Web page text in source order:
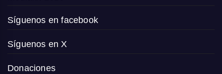
Síguenos en facebook
Síguenos en X
Donaciones